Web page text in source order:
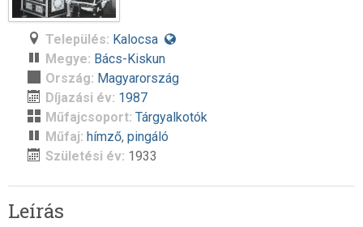
Település: Kalocsa
Megye: Bács-Kiskun
Ország: Magyarország
Díjazási év: 1987
Műfajcsoport: Tárgyalkotók
Műfaj: hímző, pingáló
Születési év: 1933
Leírás